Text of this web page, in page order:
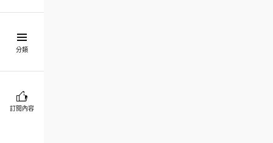
分類
訂閱內容